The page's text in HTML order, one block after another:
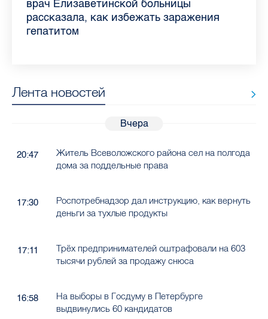
самых цитируемых СМИ Петербурга и
Ленобласти во II квартале 2026 года
врач Елизаветинской больницы
рассказала, как избежать заражения
гепатитом
педиатра для родителей
где самый высокий и самый низкий
конкурс
воспаления ахиллова сухожилия летом
рассказала о возможностях для
работающих родителей
Елизаветинской больницы ответила на
главные вопросы о заболевании
какие напитки можно приготовить дома
в жару
Лента новостей
Вчера
20:47
Житель Всеволожского района сел на полгода
дома за поддельные права
17:30
Роспотребнадзор дал инструкцию, как вернуть
деньги за тухлые продукты
17:11
Трёх предпринимателей оштрафовали на 603
тысячи рублей за продажу снюса
16:58
На выборы в Госдуму в Петербурге
выдвинулись 60 кандидатов